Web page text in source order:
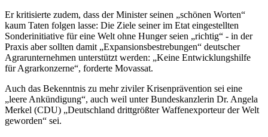
Er kritisierte zudem, dass der Minister seinen „schönen Worten“
kaum Taten folgen lasse: Die Ziele seiner im Etat eingestellten
Sonderinitiative für eine Welt ohne Hunger seien „richtig“ - in der
Praxis aber sollten damit „Expansionsbestrebungen“ deutscher
Agrarunternehmen unterstützt werden: „Keine Entwicklungshilfe
für Agrarkonzerne“, forderte Movassat.
Auch das Bekenntnis zu mehr ziviler Krisenprävention sei eine
„leere Ankündigung“, auch weil unter Bundeskanzlerin Dr. Angela
Merkel (CDU) „Deutschland drittgrößter Waffenexporteur der Welt
geworden“ sei.